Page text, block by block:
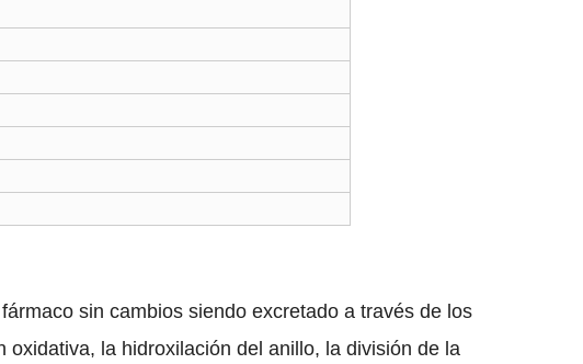
sin cambios siendo excretado a través de los
la hidroxilación del anillo, la división de la